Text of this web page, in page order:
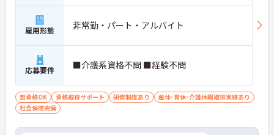
雇用形態 非常勤・パート・アルバイト
応募要件 ■介護系資格不問 ■経験不問
無資格OK 資格取得サポート 研修制度あり
産休･育休･介護休暇取得実績あり
社会保険完備